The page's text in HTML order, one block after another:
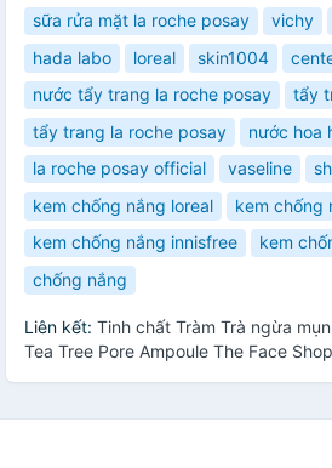
sữa rửa mặt la roche posay
vichy
hada labo
loreal skin1004
nước tẩy trang la roche posay
tẩy
tẩy trang la roche posay
nước hoa
la roche posay official
vaseline
kem chống nắng loreal
kem chống
kem chống nắng innisfree
kem
chống nắng
Liên kết: Tinh chất Tràm Trà ngừa
Tea Tree Pore Ampoule The Face